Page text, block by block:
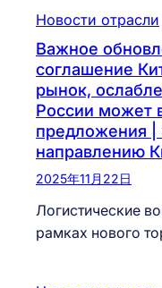
Новости отрасли
Важное
соглашение
рынок,
России может
предложения |
направлению
2025年11月22日
Логистические
рамках нового